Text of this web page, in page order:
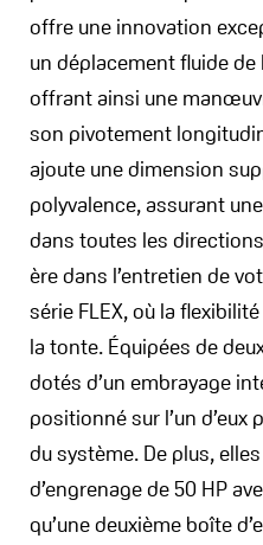
offre une innovation
un déplacement fluide de
offrant ainsi une
son pivotement
ajoute une dimension
polyvalence, assurant
dans toutes les
ère dans l’entretien de
série FLEX, où la
la tonte. Équipées de
dotés d’un embrayage
positionné sur l’un
du système. De plus,
d’engrenage de 50 HP
qu’une deuxième boîte